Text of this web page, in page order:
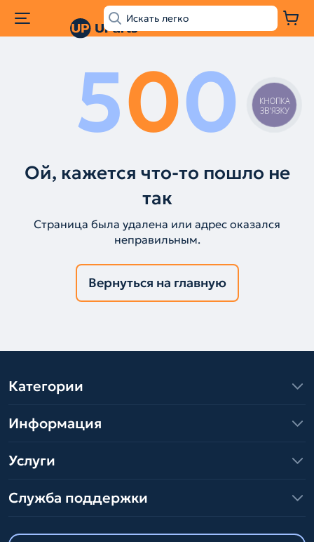
500
Ой, кажется что-то пошло не
так
Страница была удалена или адрес оказался
неправильным.
Вернуться на главную
Категории
Информация
Услуги
Служба поддержки
КНОПКА
ЗВ'ЯЗКУ